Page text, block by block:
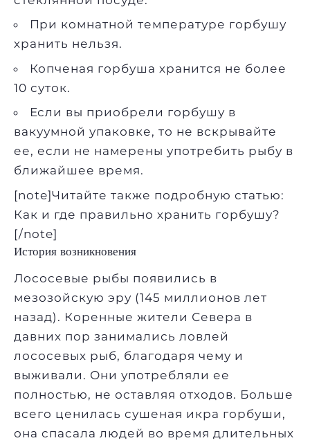
При комнатной температуре горбушу
хранить нельзя.
Копченая горбуша хранится не более
10 суток.
Если вы приобрели горбушу в
вакуумной упаковке, то не вскрывайте
ее, если не намерены употребить рыбу в
ближайшее время.
[note]Читайте также подробную статью:
Как и где правильно хранить горбушу?
[/note]
История возникновения
Лососевые рыбы появились в
мезозойскую эру (145 миллионов лет
назад). Коренные жители Севера в
давних пор занимались ловлей
лососевых рыб, благодаря чему и
выживали. Они употребляли ее
полностью, не оставляя отходов. Больше
всего ценилась сушеная икра горбуши,
она спасала людей во время длительных